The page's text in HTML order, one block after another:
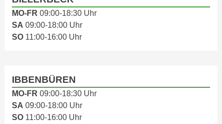
MO-FR 09:00-18:30 Uhr
SA 09:00-18:00 Uhr
SO11:00-16:00 Uhr
IBBENBÜREN
MO-FR 09:00-18:30 Uhr
SA 09:00-18:00 Uhr
SO11:00-16:00 Uhr